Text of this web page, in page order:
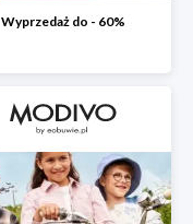
Wyprzedaż do - 60%